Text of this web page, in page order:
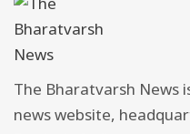
The Bharatvarsh News
news website,